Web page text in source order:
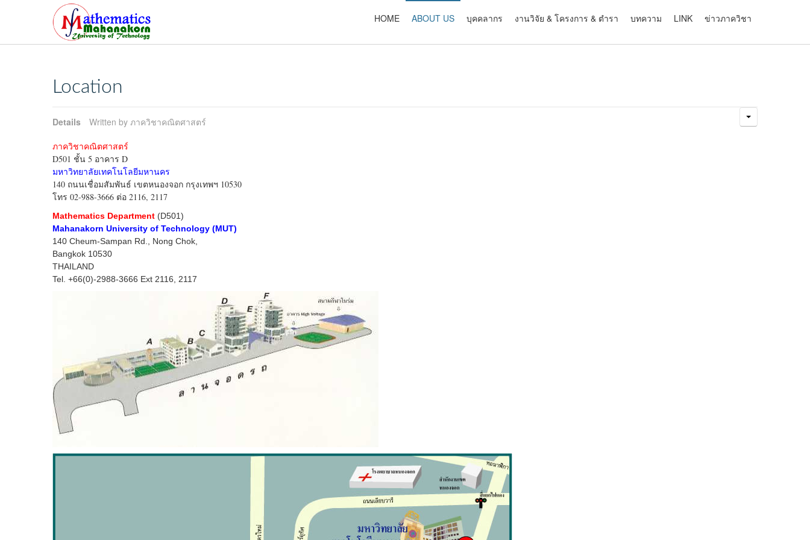
HOME ABOUT US บุคคลากร งานวิจัย & โครงการ & ตำรา บทความ LINK ข่าวภาควิชา
Location
Details Written by ภาควิชาคณิตศาสตร์
ภาควิชาคณิตศาสตร์
D501 ชั้น 5 อาคาร D
มหาวิทยาลัยเทคโนโลยีมหานคร
140 ถนนเชื่อมสัมพันธ์ เขตหนองจอก กรุงเทพฯ 10530
โทร 02-988-3666 ต่อ 2116, 2117
Mathematics Department (D501)
Mahanakorn University of Technology (MUT)
140 Cheum-Sampan Rd., Nong Chok,
Bangkok 10530
THAILAND
Tel. +66(0)-2988-3666 Ext 2116, 2117